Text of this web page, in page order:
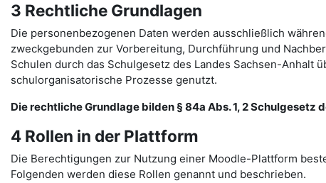
3 Rechtliche Grundlagen
Die personenbezogenen Daten werden ausschließlich
zweckgebunden zur Vorbereitung, Durchführung und
Schulen durch das Schulgesetz des Landes Sachsen-Anhalt
schulorganisatorische Prozesse genutzt.
Die rechtliche Grundlage bilden § 84a Abs. 1, 2 Schulgesetz
4 Rollen in der Plattform
Die Berechtigungen zur Nutzung einer Moodle-Plattform
Folgenden werden diese Rollen genannt und beschrieben.